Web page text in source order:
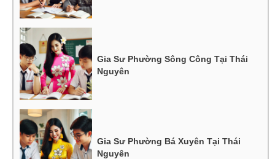
Gia Sư Phường Sông Công Tại Thái
Nguyên
Gia Sư Phường Bá Xuyên Tại Thái
Nguyên